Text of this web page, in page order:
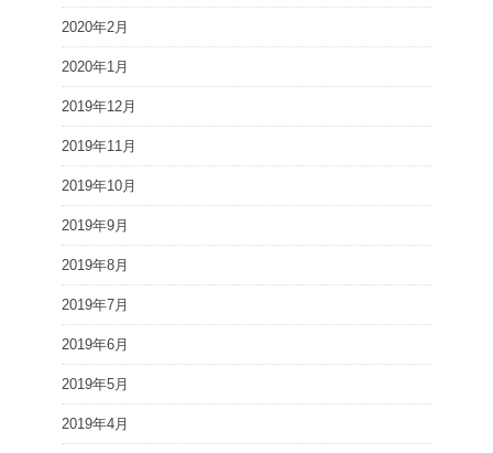
2020年2月
2020年1月
2019年12月
2019年11月
2019年10月
2019年9月
2019年8月
2019年7月
2019年6月
2019年5月
2019年4月